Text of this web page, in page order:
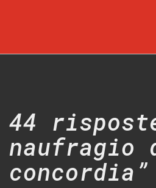
44
naufragio
concordia”